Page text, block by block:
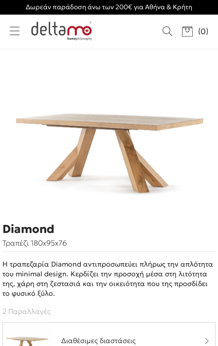
Δωρεάν παράδοση άνω των 200€ για Αθήνα & Κρήτη
(0)
Diamond
Τραπέζι 180x95x76
Η τραπεζαρία Diamond αντιπροσωπεύει πλήρως την απλότητα
του minimal design. Κερδίζει την προσοχή μέσα στη λιτότητα
της, χάρη στη ζεστασιά και την οικειότητα που της προσδίδει
το φυσικό ξύλο.
2 Παραλλαγές
Διαθέσιμες διαστάσεις